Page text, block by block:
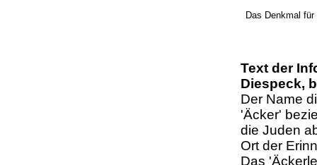
Das Denkmal
Text der
Diespeck,
Der Name
'Äcker'
die Juden
Ort der
Das